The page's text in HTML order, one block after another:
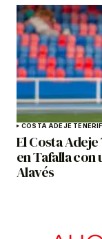
COSTA ADEJE
El Costa
en Tafalla con
Alavés